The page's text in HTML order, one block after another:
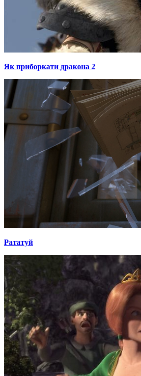
Як приборкати дракона 2
Рататуй